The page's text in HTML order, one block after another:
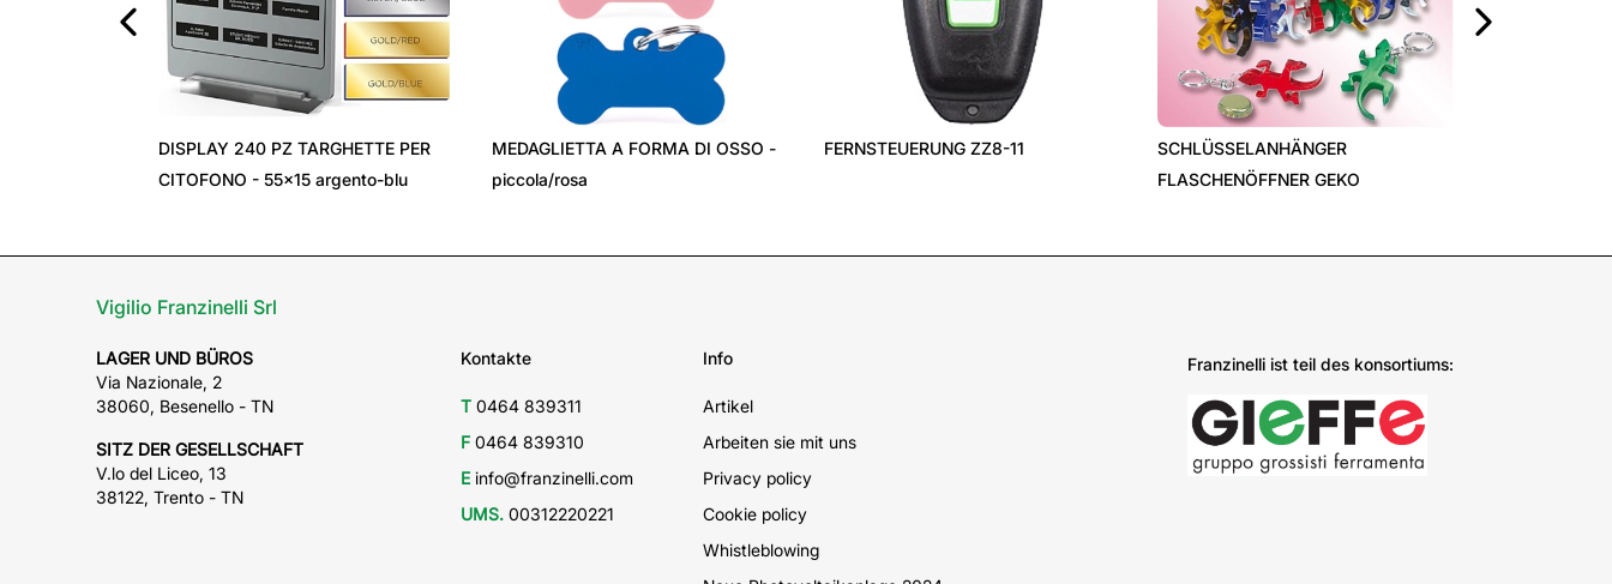
DISPLAY 240 PZ TARGHETTE PER
CITOFONO - 55x15 argento-blu
MEDAGLIETTA A FORMA DI OSSO -
piccola/rosa
FERNSTEUERUNG ZZ8-11
SCHLÜSSELANHÄNGER
FLASCHENÖFFNER GEKO
Vigilio Franzinelli Srl
LAGER UND BÜROS
Via Nazionale, 2
38060, Besenello - TN
SITZ DER GESELLSCHAFT
V.lo del Liceo, 13
38122, Trento - TN
Kontakte
T0464 839311
F0464 839310
Einfo@franzinelli.com
UMS.00312220221
Info
Artikel
Arbeiten sie mit uns
Privacy policy
Cookie policy
Whistleblowing
Franzinelli ist teil des konsortiums: